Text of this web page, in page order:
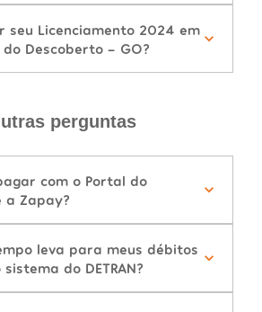
seu Licenciamento 2024 em
Descoberto - GO?
perguntas
com o Portal do
a Zapay?
leva para meus débitos
do DETRAN?